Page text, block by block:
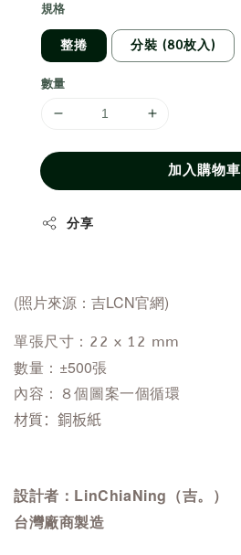
規格
整捲 分裝 (80枚入)
數量
加入購物車
分享
(照片來源： 吉LCN官網)
單張尺寸：22 x 12 mm
數量： ±500張
內容：８個圖案一個循環
材質：銅板紙
設計者：LinChiaNing（吉。）
台灣廠商製造